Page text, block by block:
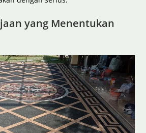
yang Menentukan